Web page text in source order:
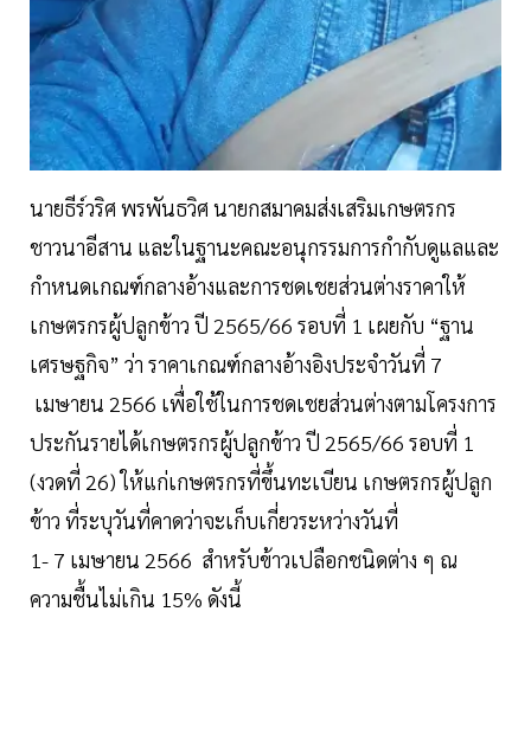
นายธีร์วริศ พรพันธวิศ นายกสมาคมส่งเสริมเกษตรกร
ชาวนาอีสาน และในฐานะคณะอนุกรรมการกำกับดูแลและ
กำหนดเกณฑ์กลางอ้างและการชดเชยส่วนต่างราคาให้
เกษตรกรผู้ปลูกข้าว ปี 2565/66 รอบที่ 1 เผยกับ “ฐาน
เศรษฐกิจ” ว่า ราคาเกณฑ์กลางอ้างอิงประจำวันที่ 7
เมษายน 2566 เพื่อใช้ในการชดเชยส่วนต่างตามโครงการ
ประกันรายได้เกษตรกรผู้ปลูกข้าว ปี 2565/66 รอบที่ 1
(งวดที่ 26) ให้แก่เกษตรกรที่ขึ้นทะเบียน เกษตรกรผู้ปลูก
ข้าว ที่ระบุวันที่คาดว่าจะเก็บเกี่ยวระหว่างวันที่
1- 7 เมษายน 2566 สำหรับข้าวเปลือกชนิดต่าง ๆ ณ
ความชื้นไม่เกิน 15% ดังนี้